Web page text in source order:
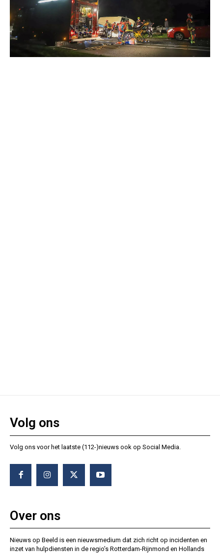
Volg ons
Volg ons voor het laatste (112-)nieuws ook op Social Media.
Over ons
Nieuws op Beeld is een nieuwsmedium dat zich richt op incidenten en
inzet van hulpdiensten in de regio’s Rotterdam-Rijnmond en Hollands